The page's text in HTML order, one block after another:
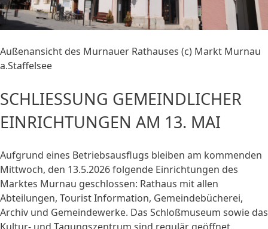
Außenansicht des Murnauer Rathauses (c) Markt Murnau
a.Staffelsee
SCHLIESSUNG GEMEINDLICHER E
INRICHTUNGEN AM 13. MAI
Aufgrund eines Betriebsausflugs bleiben am kommenden
Mittwoch, den 13.5.2026 folgende Einrichtungen des
Marktes Murnau geschlossen: Rathaus mit allen
Abteilungen, Tourist Information, Gemeindebücherei,
Archiv und Gemeindewerke. Das Schloßmuseum sowie das